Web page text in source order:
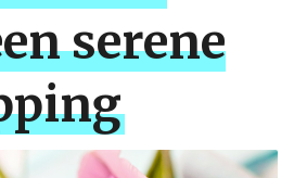
serene